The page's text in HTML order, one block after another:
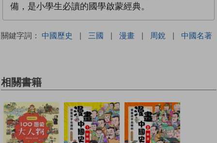
備，是小學生必讀的國學啟蒙經典。
關鍵字詞： 中國歷史 | 三國 | 漫畫 | 周銳 | 中國名著
相關書籍